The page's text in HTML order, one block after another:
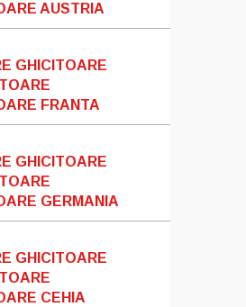
AUSTRIA
GHICITOARE
FRANTA
GHICITOARE
GERMANIA
GHICITOARE
CEHIA